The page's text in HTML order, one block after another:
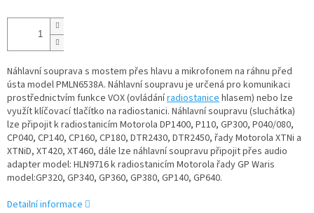
cena:
Náhlavní souprava s mostem přes hlavu a mikrofonem na ráhnu před
ústa model PMLN6538A. Náhlavní soupravu je určená pro komunikaci
prostřednictvím funkce VOX (ovládáníradiostanicehlasem) nebo lze
využít klíčovací tlačítko na radiostanici. Náhlavní soupravu (sluchátka)
lze připojit k radiostanicím Motorola DP1400, P110, GP300, P040/080,
CP040, CP140, CP160, CP180, DTR2430, DTR2450, řady Motorola XTNi a
XTNiD, XT420, XT460, dále lze náhlavní soupravu připojit přes audio
adapter model: HLN9716 k radiostanicím Motorola řady GP Waris
model:GP320, GP340, GP360, GP380, GP140, GP640.
Detailní informace